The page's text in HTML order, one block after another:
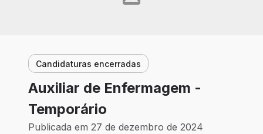
Candidaturas encerradas
Auxiliar de Enfermagem -
Temporário
Publicada em 27 de dezembro de 2024